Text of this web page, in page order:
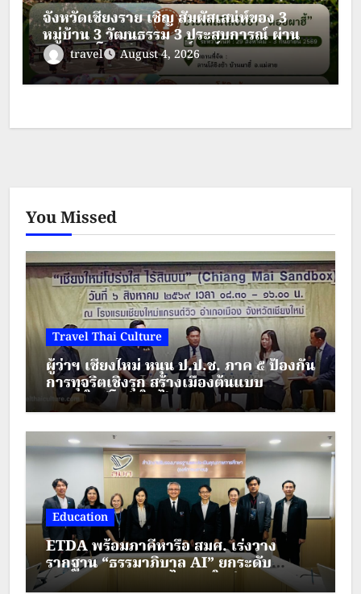
จังหวัดเชียงราย เชิญ สัมผัสเสน่ห์ของ 3
หมู่บ้าน 3 วัฒนธรรม 3 ประสบการณ์ ผ่าน
พิธีกรรมโล้ชิงช้าอันศักดิ์สิทธิ์ การแสดงศิลป
วัฒนธรรมชนเผ่า การแต่งกายพื้นเมืองสีสัน
งดงาม วิถีชีวิตบนดอย
travel August 4, 2026
You Missed
Travel Thai Culture
ผู้ว่าฯ เชียงใหม่ หนุน ป.ป.ช. ภาค ๕ ป้องกัน
การทุจริตเชิงรุก สร้างเมืองต้นแบบ
“เชียงใหม่โปร่งใส ไร้สินบน”
Education
ETDA พร้อมภาคีหารือ สมศ. เร่งวาง
รากฐาน “ธรรมาภิบาล AI” ยกระดับ
มาตรฐานการศึกษาไทยยุคใหม่